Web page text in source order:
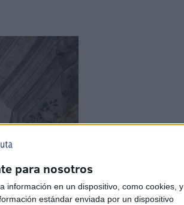
para nosotros
información en un dispositivo, como cookies, y
estándar enviada por un dispositivo